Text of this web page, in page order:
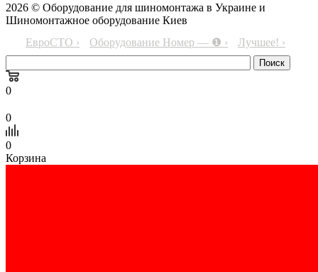
2026 © Оборудование для шиномонтажа в Украине и
Шиномонтажное оборудование Киев
ЕвроСТО ›
Оборудование Номер — ❶ › Лучшее! ›
0
0
0
Корзина